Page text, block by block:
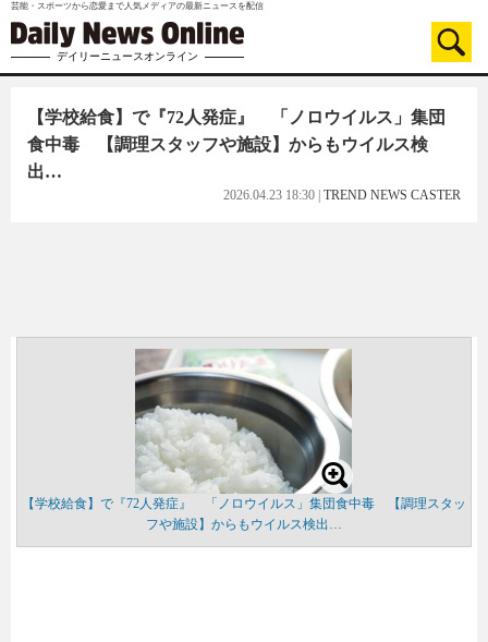
芸能・スポーツから恋愛まで人気メディアの最新ニュースを配信
デイリーニュースオンライン
【学校給食】で『72人発症』 「ノロウイルス」集団
食中毒 【調理スタッフや施設】からもウイルス検
出…
2026.04.23 18:30 TREND NEWS CASTER
【学校給食】で『72人発症』 「ノロウイルス」集団食中毒 【調理スタッ
フや施設】からもウイルス検出…